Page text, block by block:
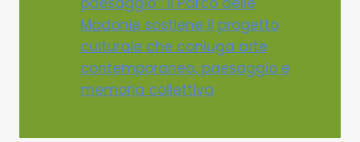
Madonie sostiene il progetto
culturale che coniuga arte
contemporanea, paesaggio e
memoria collettiva